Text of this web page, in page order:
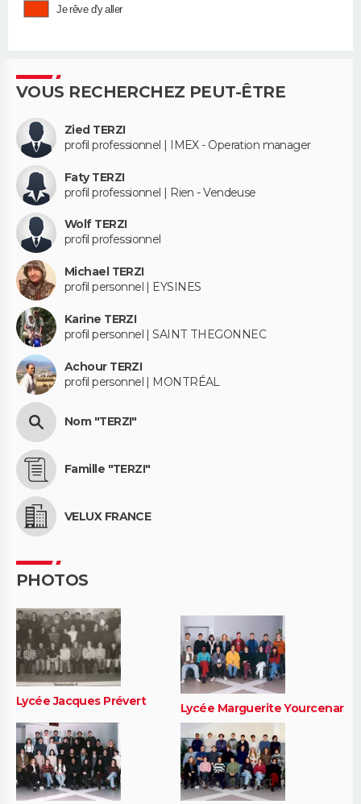
Je rêve d'y aller
VOUS RECHERCHEZ PEUT-ÊTRE
Zied TERZI
profil professionnel | IMEX - Operation manager
Faty TERZI
profil professionnel | Rien - Vendeuse
Wolf TERZI
profil professionnel
Michael TERZI
profil personnel | EYSINES
Karine TERZI
profil personnel | SAINT THEGONNEC
Achour TERZI
profil personnel | MONTRÉAL
Nom "TERZI"
Famille "TERZI"
VELUX FRANCE
PHOTOS
Lycée Jacques Prévert Lycée Marguerite Yourcenar